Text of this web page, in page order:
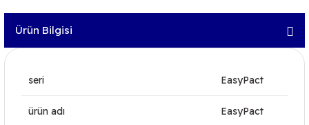
Ürün Bilgisi
seri EasyPact
ürün adı EasyPact